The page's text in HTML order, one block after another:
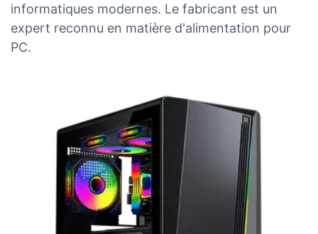
informatiques modernes. Le fabricant est un
expert reconnu en matière d'alimentation pour
PC.